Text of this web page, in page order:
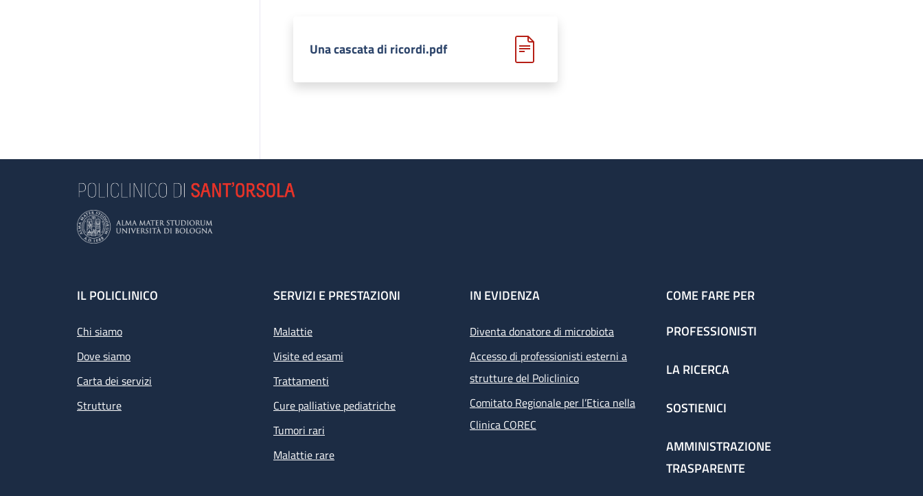
Una cascata di ricordi.pdf
Footer
IL POLICLINICO
Chi siamo
Dove siamo
Carta dei servizi
Strutture
SERVIZI E PRESTAZIONI
Malattie
Visite ed esami
Trattamenti
Cure palliative pediatriche
Tumori rari
Malattie rare
IN EVIDENZA
Diventa donatore di microbiota
Accesso di professionisti esterni a
strutture del Policlinico
Comitato Regionale per l’Etica nella
Clinica COREC
COME FARE PER
PROFESSIONISTI
LA RICERCA
SOSTIENICI
AMMINISTRAZIONE
TRASPARENTE